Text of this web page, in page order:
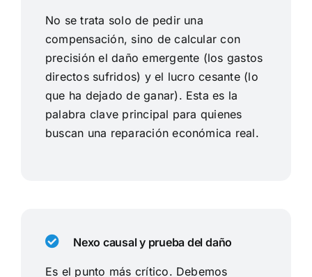
No se trata solo de pedir una
compensación, sino de calcular con
precisión el daño emergente (los gastos
directos sufridos) y el lucro cesante (lo
que ha dejado de ganar). Esta es la
palabra clave principal para quienes
buscan una reparación económica real.
Nexo causal y prueba del daño
Es el punto más crítico. Debemos